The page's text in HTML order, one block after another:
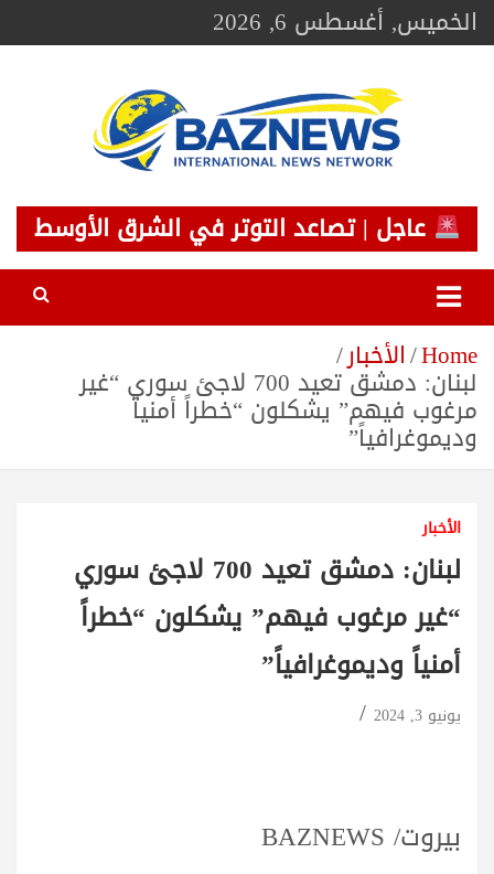
Skip
toالخميس, أغسطس 6, 2026
BAZNEWS
شبكة باز الإخبارية
عاجل | تصاعد التوتر في الشرق الأوسط
Home الأخبار
لبنان: دمشق تعيد 700 لاجئ سوري “غير
مرغوب فيهم” يشكلون “خطراً أمنياً
وديموغرافياً”
الأخبار
لبنان: دمشق تعيد 700 لاجئ سوري
“غير مرغوب فيهم” يشكلون “خطراً
أمنياً وديموغرافياً”
يونيو 3, 2024
بيروت/ BAZNEWS